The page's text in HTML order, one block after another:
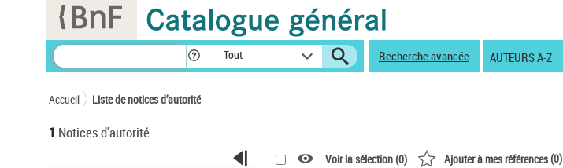
Tout Recherche avancée AUTEURS A-Z
Accueil Liste de notices d’autorité
1 Notices d'autorité
Voir la sélection (0) Ajouter à mes références(0)
Panneau de gestion des cookies